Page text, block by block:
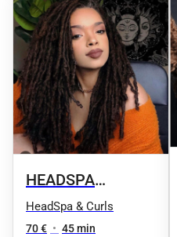
HEADSPA
cheveux locksé
HeadSpa & Curls
70 € • 45 min